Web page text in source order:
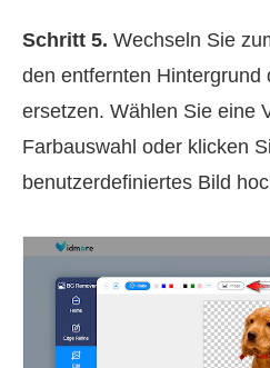
Schritt 5. Wechseln Sie
den entfernten Hintergrund
ersetzen. Wählen Sie eine
Farbauswahl oder klicken
benutzerdefiniertes Bild